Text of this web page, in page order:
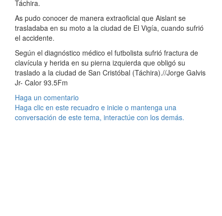
Táchira.
As pudo conocer de manera extraoficial que Aislant se
trasladaba en su moto a la ciudad de El Vigía, cuando sufrió
el accidente.
Según el diagnóstico médico el futbolista sufrió fractura de
clavícula y herida en su pierna izquierda que obligó su
traslado a la ciudad de San Cristóbal (Táchira).//Jorge Galvis
Jr- Calor 93.5Fm
Haga un comentario
Haga clic en este recuadro e inicie o mantenga una
conversación de este tema, interactúe con los demás.